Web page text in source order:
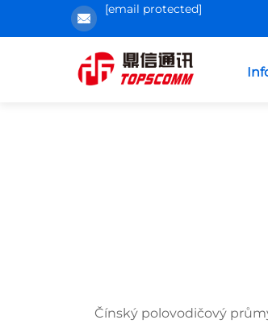
[email protected]
Čínský polovodičový